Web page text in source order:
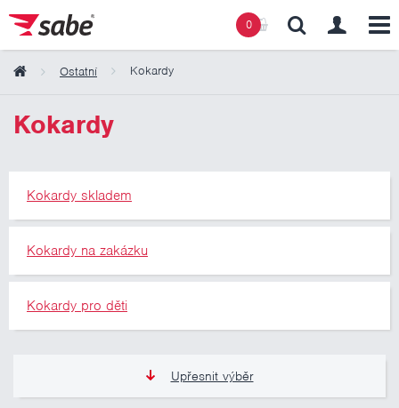
0
Ostatní Kokardy
Kokardy
Kokardy skladem
Kokardy na zakázku
Kokardy pro děti
Upřesnit výběr
Obsah košíku